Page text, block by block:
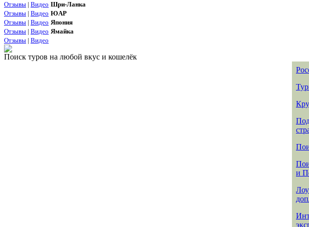
Отзывы | Видео Шри-Ланка
Отзывы | Видео ЮАР
Отзывы | Видео Япония
Отзывы | Видео Ямайка
Отзывы | Видео
Поиск туров на любой вкус и кошелёк
и